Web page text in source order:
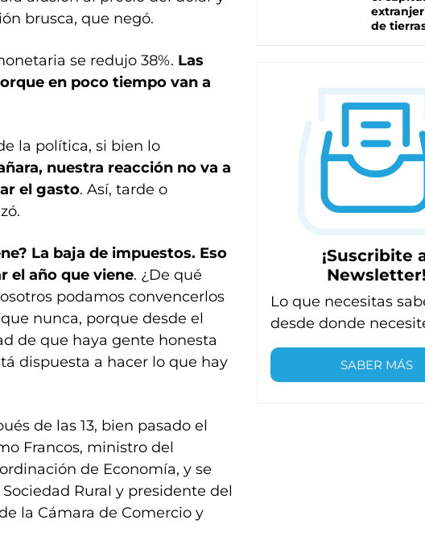
brusca, que negó.
se redujo 38%. Las
en poco tiempo van a
la política, si bien lo
nuestra reacción no va a
el gasto. Así, tarde o
La baja de impuestos. Eso
el año que viene. ¿De qué
podamos convencerlos
nunca, porque desde el
de que haya gente honesta
dispuesta a hacer lo que hay
de las 13, bien pasado el
Francos, ministro del
de Economía, y se
Rural y presidente del
la Cámara de Comercio y
de
¡Suscribite
Newsletter!
Lo que necesitas
desde donde
SABER MÁS